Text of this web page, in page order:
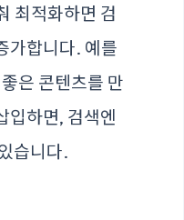
최적화하면 검
가합니다. 예를
은 콘텐츠를 만
입하면, 검색엔
습니다.